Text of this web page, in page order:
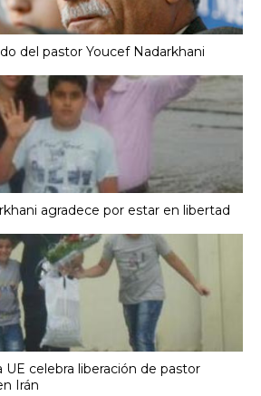
del pastor Youcef Nadarkhani
agradece por estar en libertad
celebra liberación de pastor
Irán